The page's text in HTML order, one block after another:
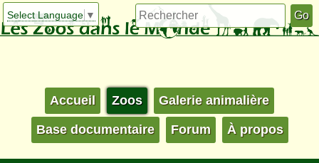
Select Language ▼
Accueil Zoos Galerie animalière
Base documentaire Forum À propos